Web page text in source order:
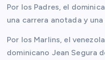
Por los Padres, el
una carrera anotada y
Por los Marlins, el
dominicano Jean Segura